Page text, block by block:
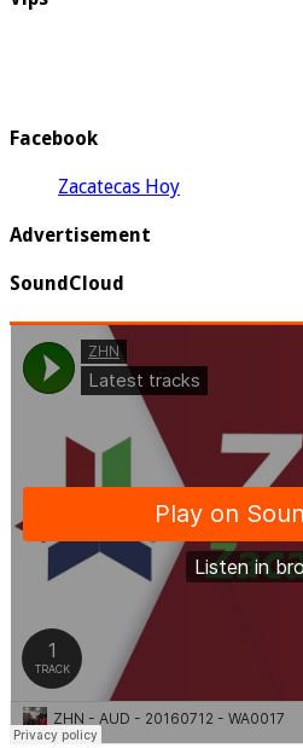
Facebook
Zacatecas Hoy
Advertisement
SoundCloud